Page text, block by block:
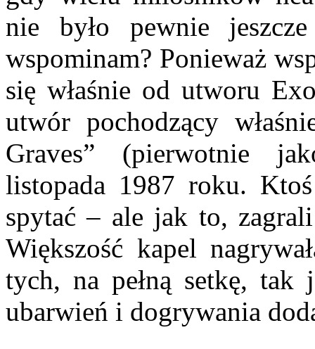
nie było pewnie
wspominam? Ponieważ
się właśnie od utworu
utwór pochodzący
Graves” (pierwotnie
listopada 1987 roku.
spytać – ale jak to,
Większość kapel
tych, na pełną setkę, tak
ubarwień i dogrywania